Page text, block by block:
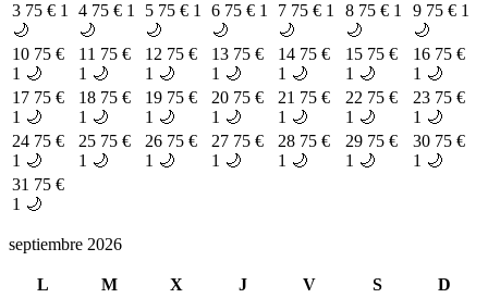
3 75 € 1
🌙
4 75 € 1
🌙
5 75 € 1
🌙
6 75 € 1
🌙
7 75 € 1
🌙
8 75 € 1
🌙
9 75 € 1
🌙
10 75 €
1 🌙
11 75 €
1 🌙
12 75 €
1 🌙
13 75 €
1 🌙
14 75 €
1 🌙
15 75 €
1 🌙
16 75 €
1 🌙
17 75 €
1 🌙
18 75 €
1 🌙
19 75 €
1 🌙
20 75 €
1 🌙
21 75 €
1 🌙
22 75 €
1 🌙
23 75 €
1 🌙
24 75 €
1 🌙
25 75 €
1 🌙
26 75 €
1 🌙
27 75 €
1 🌙
28 75 €
1 🌙
29 75 €
1 🌙
30 75 €
1 🌙
31 75 €
1 🌙
septiembre 2026
L M X J V S
D